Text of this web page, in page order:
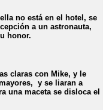
no está en el hotel, se
a un astronauta,
honor.
claras con Mike, y le
y se liaran a
una maceta se disloca el